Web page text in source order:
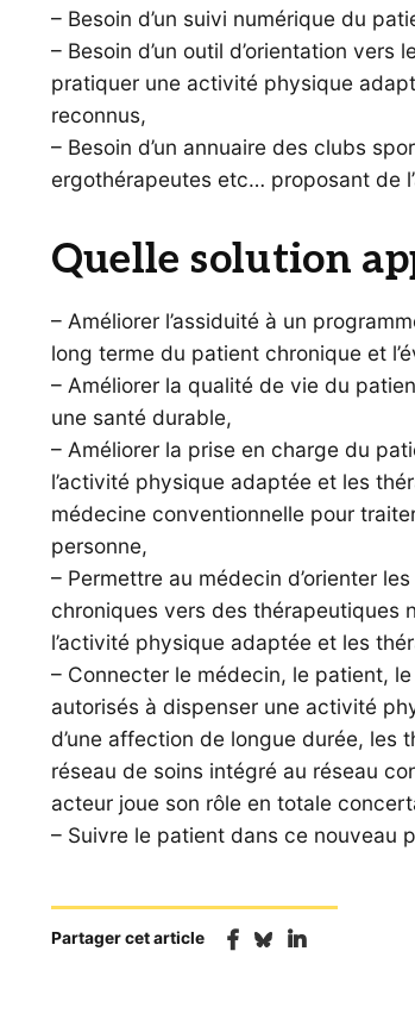
– Besoin d’un suivi numérique du
– Besoin d’un outil d’orientation vers
pratiquer une activité physique
reconnus,
– Besoin d’un annuaire des clubs
ergothérapeutes etc… proposant de
Quelle solution
– Améliorer l’assiduité à un
long terme du patient chronique et
– Améliorer la qualité de vie du
une santé durable,
– Améliorer la prise en charge du
l’activité physique adaptée et les
médecine conventionnelle pour
personne,
– Permettre au médecin d’orienter
chroniques vers des thérapeutiques
l’activité physique adaptée et les
– Connecter le médecin, le patient,
autorisés à dispenser une activité
d’une affection de longue durée, les
réseau de soins intégré au réseau
acteur joue son rôle en totale
– Suivre le patient dans ce nouveau
Partager cet article